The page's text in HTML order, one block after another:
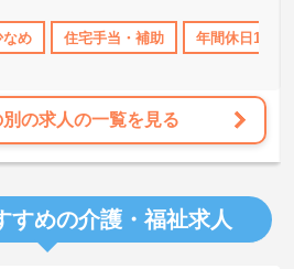
休日110日以上 資格取得サポート
なめ 住宅手当・補助 年間休日110日
の求人の一覧を見る
すめの介護・福祉求人